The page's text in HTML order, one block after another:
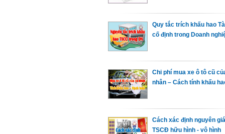
Quy tắc trích khấu hao
cố định trong Doanh
Chi phí mua xe ô tô cũ
nhân – Cách tính khấu
Cách xác định nguyên giá
TSCĐ hữu hình - vô hình